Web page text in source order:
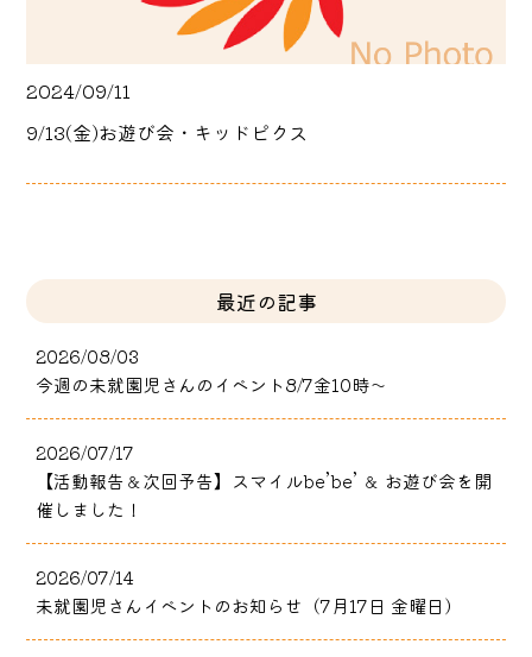
2024/09/11
9/13(金)お遊び会・キッドピクス
最近の記事
2026/08/03
今週の未就園児さんのイベント8/7金10時～
2026/07/17
【活動報告＆次回予告】スマイルbe’be’ ＆ お遊び会を開
催しました！
2026/07/14
未就園児さんイベントのお知らせ（7月17日 金曜日）